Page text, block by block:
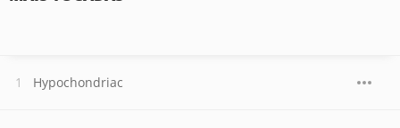
Hypochondriac